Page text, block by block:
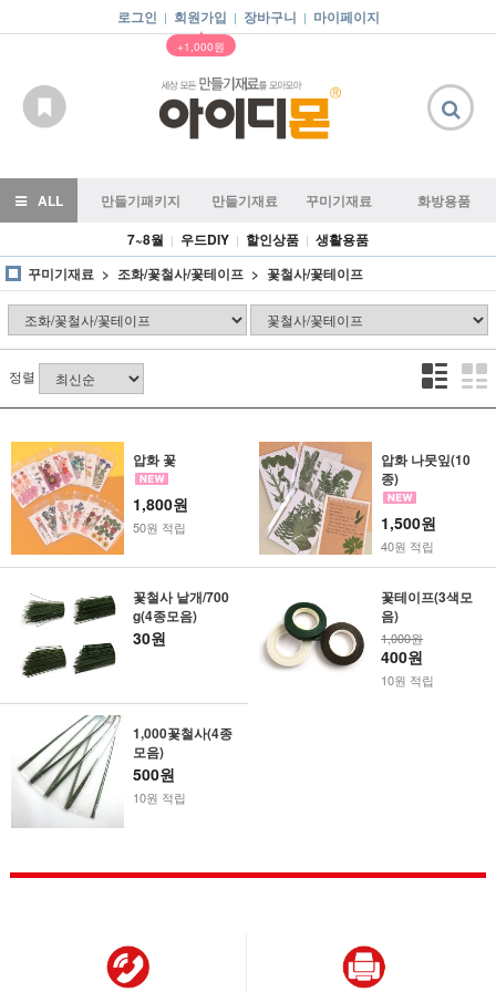
로그인 | 회원가입 |
▲
+1,000원
장바구니 | 마이페이지
ALL 만들기패키지 만들기재료 꾸미기재료
화방용품
7~8월 | 우드DIY | 할인상품 | 생활용품
꾸미기재료
조화/꽃철사/꽃테이프 꽃철사/꽃테이프
정렬
압화 꽃
1,800원
50원 적립
압화 나뭇잎(10
종)
1,500원
40원 적립
꽃철사 낱개/700
g(4종모음)
30원
꽃테이프(3색모
음)
1,000원
400원
10원 적립
1,000꽃철사(4종
모음)
500원
10원 적립